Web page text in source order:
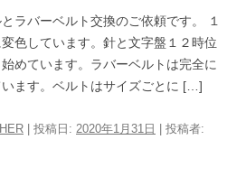
ラバーベルト交換のご依頼です。 １
色しています。針と文字盤１２時位
めています。ラバーベルトは完全に
ます。ベルトはサイズごとに […]
| 投稿日: 2020年1月31日
投稿者: